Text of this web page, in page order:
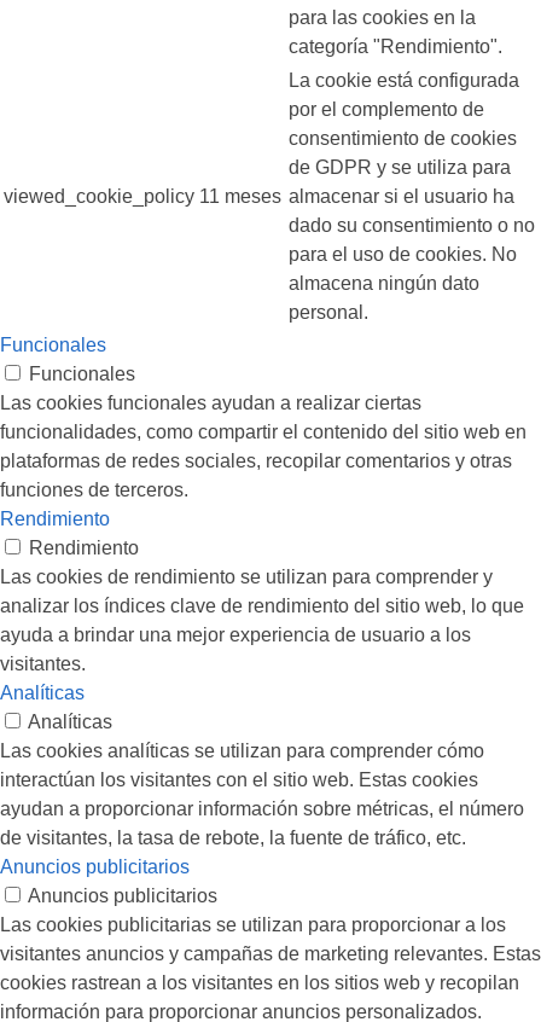
para las cookies en la
categoría "Rendimiento".
viewed_cookie_policy 11 meses
La cookie está configurada
por el complemento de
consentimiento de cookies
de GDPR y se utiliza para
almacenar si el usuario ha
dado su consentimiento o no
para el uso de cookies. No
almacena ningún dato
personal.
Funcionales
Funcionales
Las cookies funcionales ayudan a realizar ciertas
funcionalidades, como compartir el contenido del sitio web en
plataformas de redes sociales, recopilar comentarios y otras
funciones de terceros.
Rendimiento
Rendimiento
Las cookies de rendimiento se utilizan para comprender y
analizar los índices clave de rendimiento del sitio web, lo que
ayuda a brindar una mejor experiencia de usuario a los
visitantes.
Analíticas
Analíticas
Las cookies analíticas se utilizan para comprender cómo
interactúan los visitantes con el sitio web. Estas cookies
ayudan a proporcionar información sobre métricas, el número
de visitantes, la tasa de rebote, la fuente de tráfico, etc.
Anuncios publicitarios
Anuncios publicitarios
Las cookies publicitarias se utilizan para proporcionar a los
visitantes anuncios y campañas de marketing relevantes. Estas
cookies rastrean a los visitantes en los sitios web y recopilan
información para proporcionar anuncios personalizados.